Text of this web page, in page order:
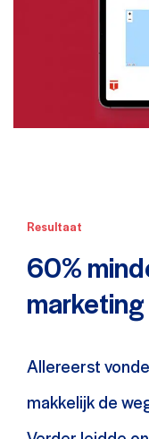
Resultaat
60%
marketing
Allereerst
makkelijk de